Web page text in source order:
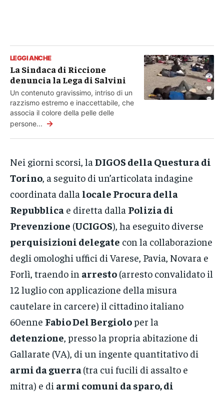
LEGGI ANCHE
La Sindaca di Riccione
denuncia la Lega di Salvini
Un contenuto gravissimo, intriso di un
razzismo estremo e inaccettabile, che
associa il colore della pelle delle
persone... →
Nei giorni scorsi, la DIGOS della Questura di
Torino , a seguito di un’articolata indagine
coordinata dalla locale Procura della
Repubblica e diretta dalla Polizia di
Prevenzione (UCIGOS), ha eseguito diverse
perquisizioni delegate con la collaborazione
degli omologhi uffici di Varese, Pavia, Novara e
Forlì, traendo in arresto (arresto convalidato il
12 luglio con applicazione della misura
cautelare in carcere) il cittadino italiano
60enne FabioDel Bergioloper la
detenzione , presso la propria abitazione di
Gallarate (VA), di un ingente quantitativo di
armi da guerra (tra cui fucili di assalto e
mitra) e di armi comuni da sparo, di